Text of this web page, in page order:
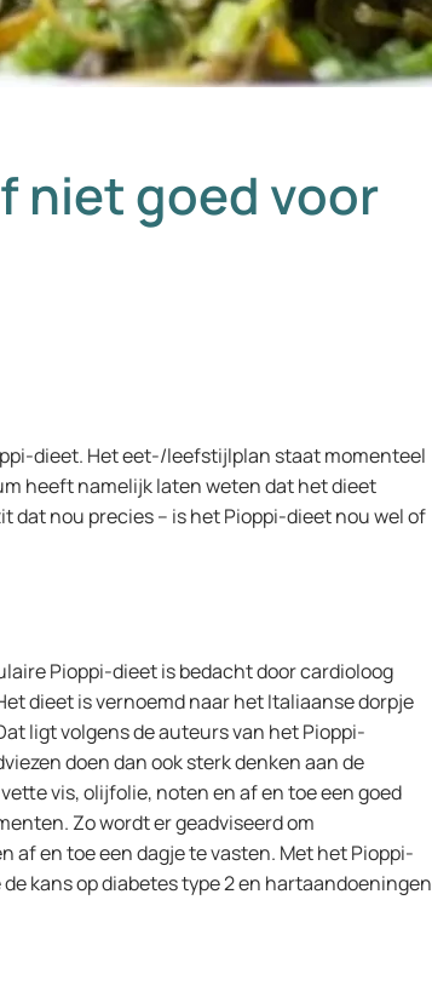
niet goed voor
dieet. Het eet-/leefstijlplan staat momenteel
heeft namelijk laten weten dat het dieet
dat nou precies – is het Pioppi-dieet nou wel of
Pioppi-dieet is bedacht door cardioloog
dieet is vernoemd naar het Italiaanse dorpje
ligt volgens de auteurs van het Pioppi-
doen dan ook sterk denken aan de
vis, olijfolie, noten en af en toe een goed
Zo wordt er geadviseerd om
af en toe een dagje te vasten. Met het Pioppi-
kans op diabetes type 2 en hartaandoeningen